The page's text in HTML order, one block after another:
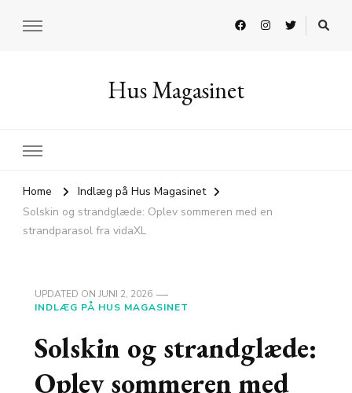
Hus Magasinet
Home
Indlæg på Hus Magasinet
Solskin og strandglæde: Oplev sommeren med en
strandparasol fra vidaXL
UPDATED ON JUNI 2, 2026
INDLÆG PÅ HUS MAGASINET
Solskin og strandglæde:
Oplev sommeren med